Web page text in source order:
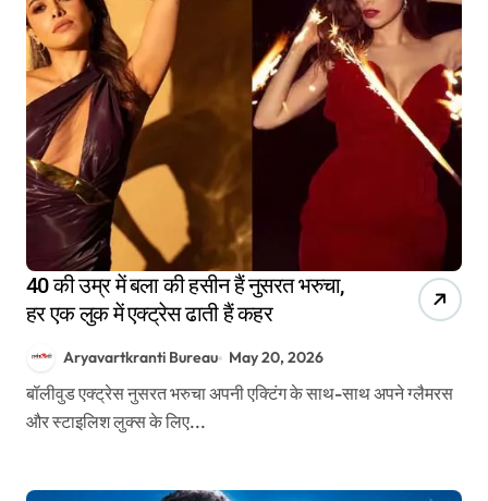
40 की उम्र में बला की हसीन हैं नुसरत भरुचा,
हर एक लुक में एक्ट्रेस ढाती हैं कहर
Aryavartkranti Bureau May 20, 2026
बॉलीवुड एक्ट्रेस नुसरत भरुचा अपनी एक्टिंग के साथ-साथ अपने ग्लैमरस
और स्टाइलिश लुक्स के लिए...